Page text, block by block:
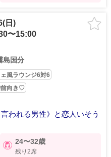
日)
〜15:00
島国分
風ラウンジ6対6
前向き♡
われる男性》と恋人いそう
24〜32歳
残り2席